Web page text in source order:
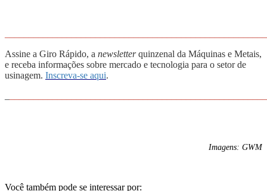
Assine a Giro Rápido, a newsletterquinzenal da Máquinas e Metais,
e receba informações sobre mercado e tecnologia para o setor de
usinagem. Inscreva-se aqui.
Imagens: GWM
Você também pode se interessar por: